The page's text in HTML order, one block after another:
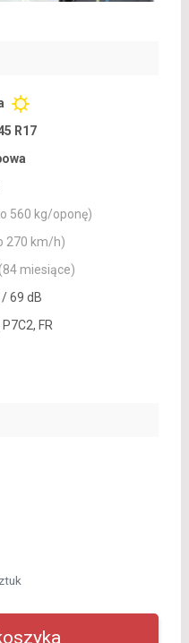
R17
560 kg/oponę)
270 km/h)
(84 miesiące)
69 dB
FR